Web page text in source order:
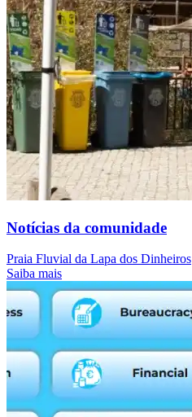
Notícias da comunidade
Praia Fluvial da Lapa dos Dinheiros
Saiba mais